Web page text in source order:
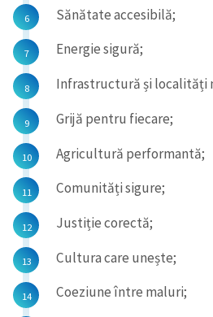
Sănătate accesibilă;
Energie sigură;
Infrastructură și localități
Grijă pentru fiecare;
Agricultură performantă;
Comunități sigure;
Justiție corectă;
Cultura care unește;
Coeziune între maluri;